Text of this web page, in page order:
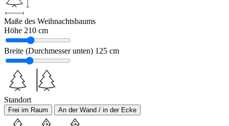
Maße des Weihnachtsbaums
Höhe 210 cm
Breite (Durchmesser unten) 125 cm
Standort
Frei im Raum An der Wand / in der Ecke